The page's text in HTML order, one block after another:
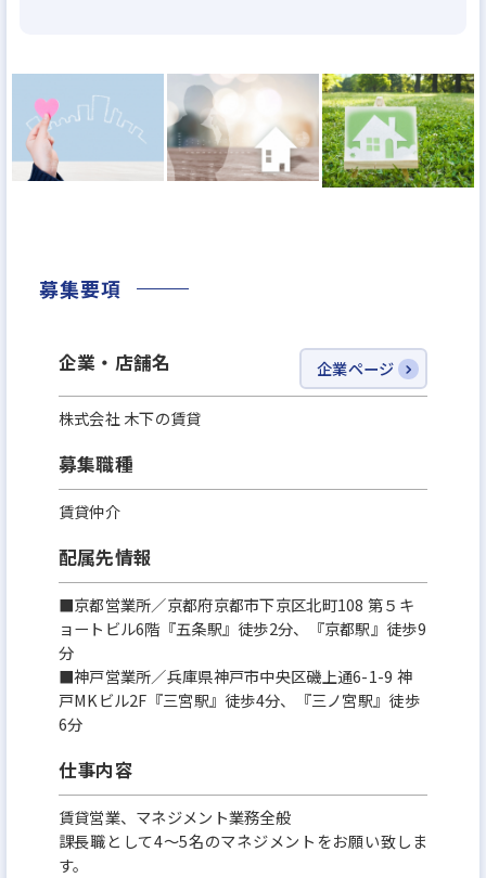
の夢が詰まった設計を形にするのはあくまでも現場
の施工。
だからこそ社員が最後まで責任をもって現場を監督
し、ご満足いただける住まいづくりを実現する。
募集要項
企業・店舗名 企業ページ
株式会社 木下の賃貸
募集職種
賃貸仲介
配属先情報
■京都営業所／京都府京都市下京区北町108 第５キ
ョートビル6階『五条駅』徒歩2分、『京都駅』徒歩9
分
■神戸営業所／兵庫県神戸市中央区磯上通6-1-9 神
戸MKビル2F『三宮駅』徒歩4分、『三ノ宮駅』徒歩
6分
仕事内容
賃貸営業、マネジメント業務全般
課長職として4～5名のマネジメントをお願い致しま
す。